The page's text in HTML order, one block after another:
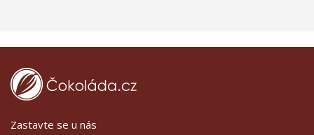
Zastavte se u nás